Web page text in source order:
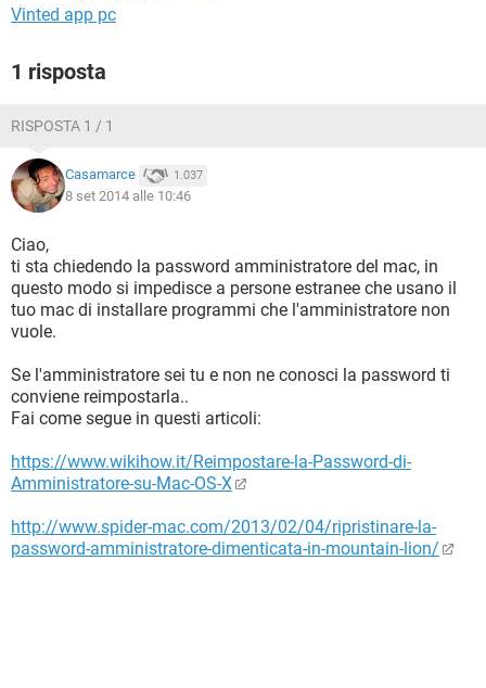
Vinted app pc
1 risposta
RISPOSTA 1 / 1
Casamarce 1.037
8 set 2014 alle 10:46
Ciao,
ti sta chiedendo la password amministratore del mac, in
questo modo si impedisce a persone estranee che usano il
tuo mac di installare programmi che l'amministratore non
vuole.
Se l'amministratore sei tu e non ne conosci la password ti
conviene reimpostarla..
Fai come segue in questi articoli:
https://www.wikihow.it/Reimpostare-la-Password-di-
Amministratore-su-Mac-OS-X
http://www.spider-mac.com/2013/02/04/ripristinare-la-
password-amministratore-dimenticata-in-mountain-lion/